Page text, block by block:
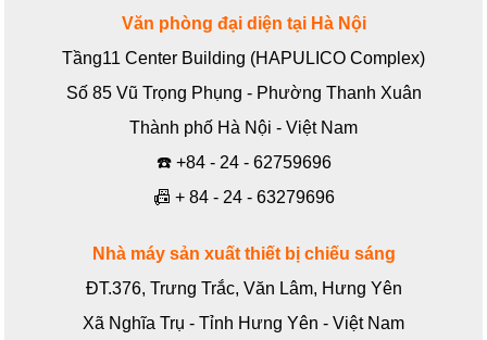
Văn phòng đại diện tại Hà Nội
Tầng11 Center Building (HAPULICO Complex)
Số 85 Vũ Trọng Phụng - Phường Thanh Xuân
Thành phố Hà Nội - Việt Nam
☎️ +84 - 24 - 62759696
📠 + 84 - 24 - 63279696
Nhà máy sản xuất thiết bị chiếu sáng
ĐT.376, Trưng Trắc, Văn Lâm, Hưng Yên
Xã Nghĩa Trụ - Tỉnh Hưng Yên - Việt Nam